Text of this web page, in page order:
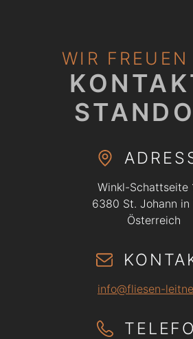
WIR
Winkl-Schattseite
6380 St. Johann in
Österreich
info@fliesen-